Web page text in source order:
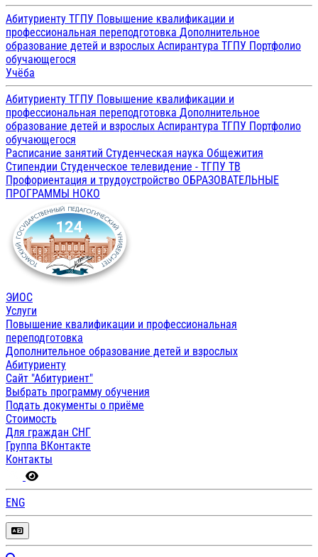
Абитуриенту ТГПУ Повышение квалификации и
профессиональная переподготовка Дополнительное
образование детей и взрослых Аспирантура ТГПУ Портфолио
обучающегося
Учёба
Абитуриенту ТГПУ Повышение квалификации и
профессиональная переподготовка Дополнительное
образование детей и взрослых Аспирантура ТГПУ Портфолио
обучающегося
Расписание занятий Студенческая наука Общежития
Стипендии Студенческое телевидение - ТГПУ ТВ
Профориентация и трудоустройство ОБРАЗОВАТЕЛЬНЫЕ
ПРОГРАММЫ НОКО
ЭИОС
Услуги
Повышение квалификации и профессиональная
переподготовка
Дополнительное образование детей и взрослых
Абитуриенту
Сайт "Абитуриент"
Выбрать программу обучения
Подать документы о приёме
Стоимость
Для граждан СНГ
Группа ВКонтакте
Контакты
ENG